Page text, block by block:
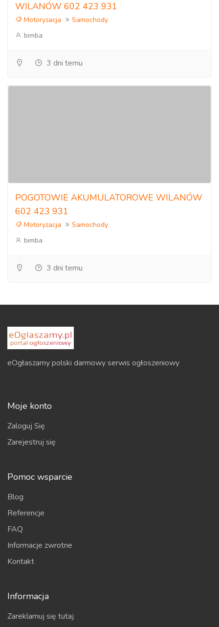
WILANÓW 602 423 931
Motoryzacja
Samochody
bimba
3 dni temu
POGOTOWIE AKUMULATOROWE WILANÓW
602 423 931
Motoryzacja
Samochody
bimba
3 dni temu
eOgłaszamy polski darmowy serwis ogłoszeniowy
Moje konto
Zaloguj Się
Zarejestruj się
Pomoc wsparcie
Blog
Referencje
FAQ
Informacje zwrotne
Kontakt
Informacja
Zareklamuj się tutaj